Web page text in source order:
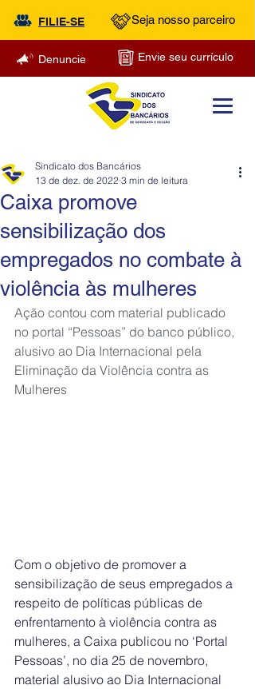
FILIE-SE Seja nosso parceiro
Denuncie Envie seu currículo
Caixa promove
sensibilização dos
empregados no combate à
violência às mulheres
Sindicato dos Bancários
13 de dez. de 2022 3 min de leitura
Ação contou com material publicado
no portal “Pessoas” do banco público,
alusivo ao Dia Internacional pela
Eliminação da Violência contra as
Mulheres
Com o objetivo de promover a
sensibilização de seus empregados a
respeito de políticas públicas de
enfrentamento à violência contra as
mulheres, a Caixa publicou no ‘Portal
Pessoas’, no dia 25 de novembro,
material alusivo ao Dia Internacional